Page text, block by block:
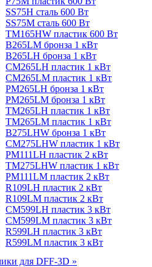
SS75H сталь 600 Вт
SS75M сталь 600 Вт
TM165HW пластик 600 Вт
B265LM бронза 1 кВт
B265LH бронза 1 кВт
CM265LH пластик 1 кВт
CM265LM пластик 1 кВт
PM265LH бронза 1 кВт
PM265LM бронза 1 кВт
TM265LH пластик 1 кВт
TM265LM пластик 1 кВт
B275LHW бронза 1 кВт
CM275LHW пластик 1 кВт
PM111LH пластик 2 кВт
TM275LHW пластик 1 кВт
PM111LM пластик 2 кВт
R109LH пластик 2 кВт
R109LM пластик 2 кВт
CM599LH пластик 3 кВт
CM599LM пластик 3 кВт
R599LH пластик 3 кВт
R599LM пластик 3 кВт
для DFF-3D »